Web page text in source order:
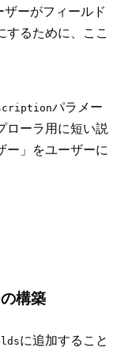
ーがフィールド
するために、ここ
パラメー
ローラ用に短い説
ー」をユーザーに
構築
に追加すること